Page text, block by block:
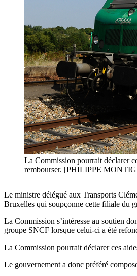
La Commission pourrait déclarer
rembourser. [PHILIPPE
Le ministre délégué aux Transports
Bruxelles qui soupçonne cette filiale du
La Commission s’intéresse au soutien
groupe SNCF lorsque celui-ci a été
La Commission pourrait déclarer ces
Le gouvernement a donc préféré